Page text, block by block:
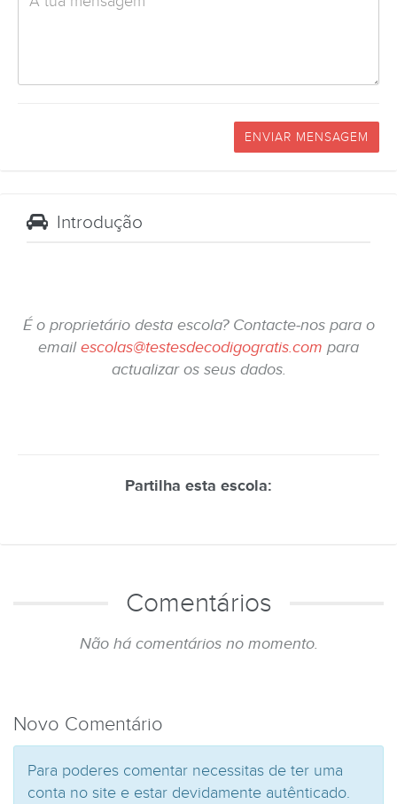
ENVIAR MENSAGEM
Introdução
É o proprietário desta escola? Contacte-nos para o
emailescolas@testesdecodigogratis.com para
actualizar os seus dados.
Partilha esta escola:
Comentários
Não há comentários no momento.
Novo Comentário
Para poderes comentar necessitas de ter uma
conta no site e estar devidamente autênticado.